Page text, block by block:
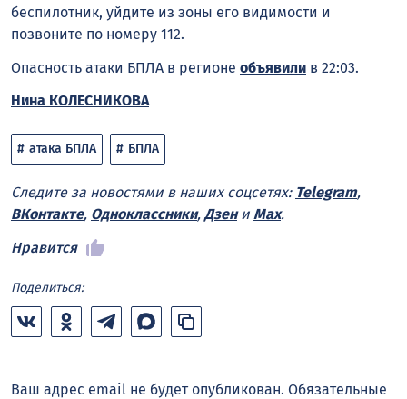
беспилотник, уйдите из зоны его видимости и
позвоните по номеру 112.
Опасность атаки БПЛА в регионе объявили в 22:03.
Нина КОЛЕСНИКОВА
атака БПЛА БПЛА
Следите за новостями в наших соцсетях: Telegram,
ВКонтакте, Одноклассники, Дзени Max.
Нравится
Поделиться:
Ваш адрес email не будет опубликован. Обязательные